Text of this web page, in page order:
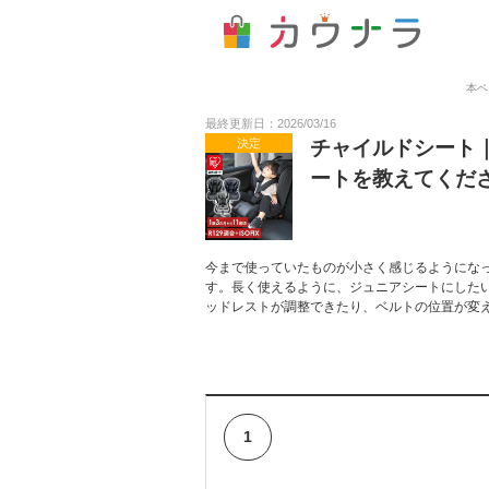
本
最終更新日：2026/03/16
決定
チャイルドシート
ートを教えてくだ
今まで使っていたものが小さく感じるように
す。長く使えるように、ジュニアシートにし
ッドレストが調整できたり、ベルトの位置が
1